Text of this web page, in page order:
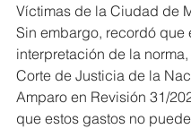
Víctimas de la Ciudad de
Sin embargo, recordó que
interpretación de la
Corte de Justicia de la
Amparo en Revisión 31/
que estos gastos no